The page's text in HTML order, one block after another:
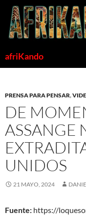
Saltar
contenido
afriKando
PRENSA PARA PENSAR,
DE
ASSANGE
UNIDOS
21 MAYO, 2024
Fuente: https://